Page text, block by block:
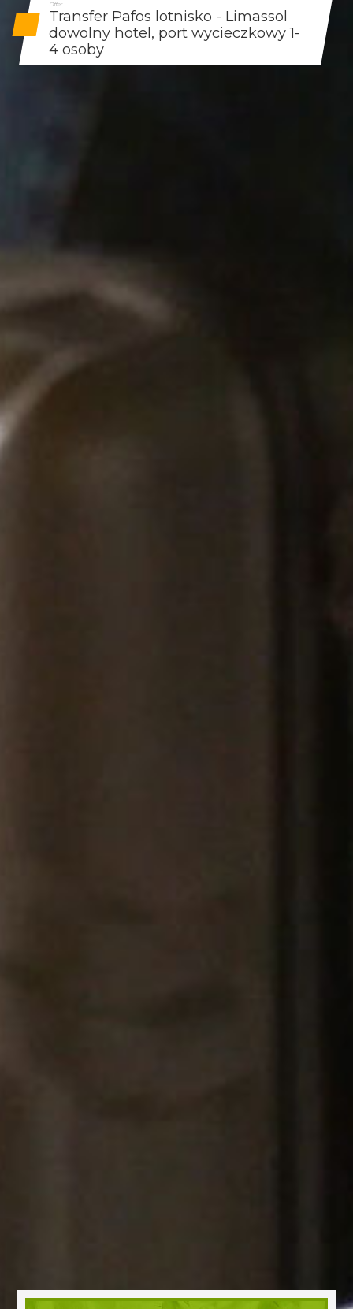
Offer
Transfer Pafos lotnisko - Limassol
dowolny hotel, port wycieczkowy 1-
4 osoby